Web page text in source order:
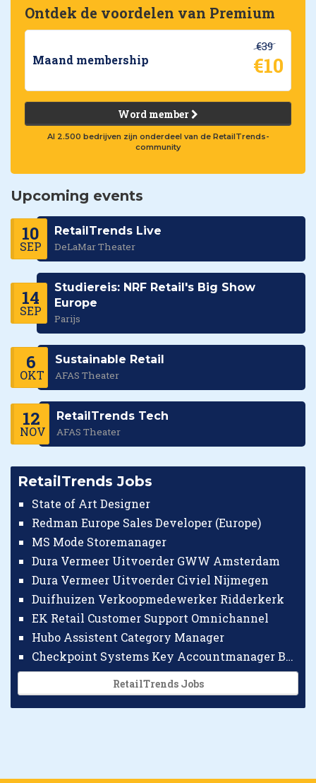
Ontdek de voordelen van Premium
Maand membership
€39
€10
Word member
Al 2.500 bedrijven zijn onderdeel van de RetailTrends-
community
Upcoming events
10
SEP
RetailTrends Live
DeLaMar Theater
14
SEP
Studiereis: NRF Retail's Big Show
Europe
Parijs
6
OKT
Sustainable Retail
AFAS Theater
12
NOV
RetailTrends Tech
AFAS Theater
RetailTrends Jobs
State of Art Designer
Redman Europe Sales Developer (Europe)
MS Mode Storemanager
Dura Vermeer Uitvoerder GWW Amsterdam
Dura Vermeer Uitvoerder Civiel Nijmegen
Duifhuizen Verkoopmedewerker Ridderkerk
EK Retail Customer Support Omnichannel
Hubo Assistent Category Manager
Checkpoint Systems Key Accountmanager Benelux
RetailTrends Jobs